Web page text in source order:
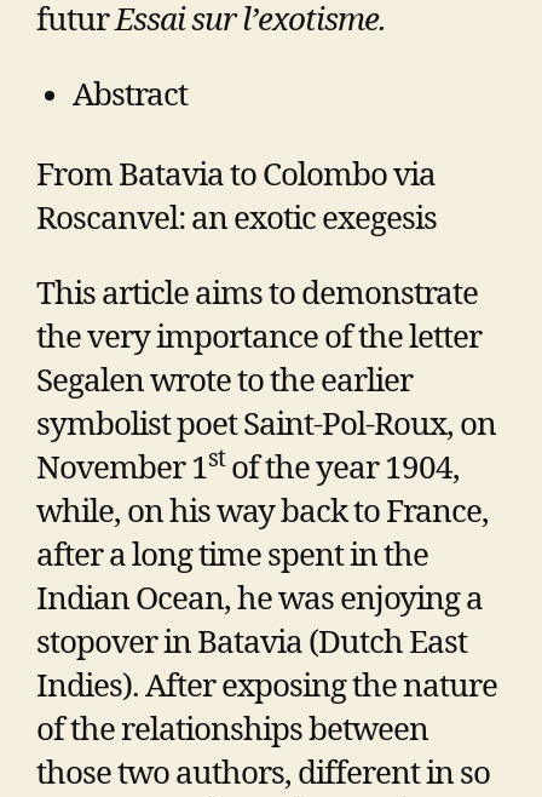
futurEssai sur l’exotisme.
Abstract
From Batavia to Colombo via
Roscanvel: an exotic exegesis
This article aims to demonstrate
the very importance of the letter
Segalen wrote to the earlier
symbolist poet Saint-Pol-Roux, on
November 1stof the year 1904,
while, on his way back to France,
after a long time spent in the
Indian Ocean, he was enjoying a
stopover in Batavia (Dutch East
Indies). After exposing the nature
of the relationships between
those two authors, different in so